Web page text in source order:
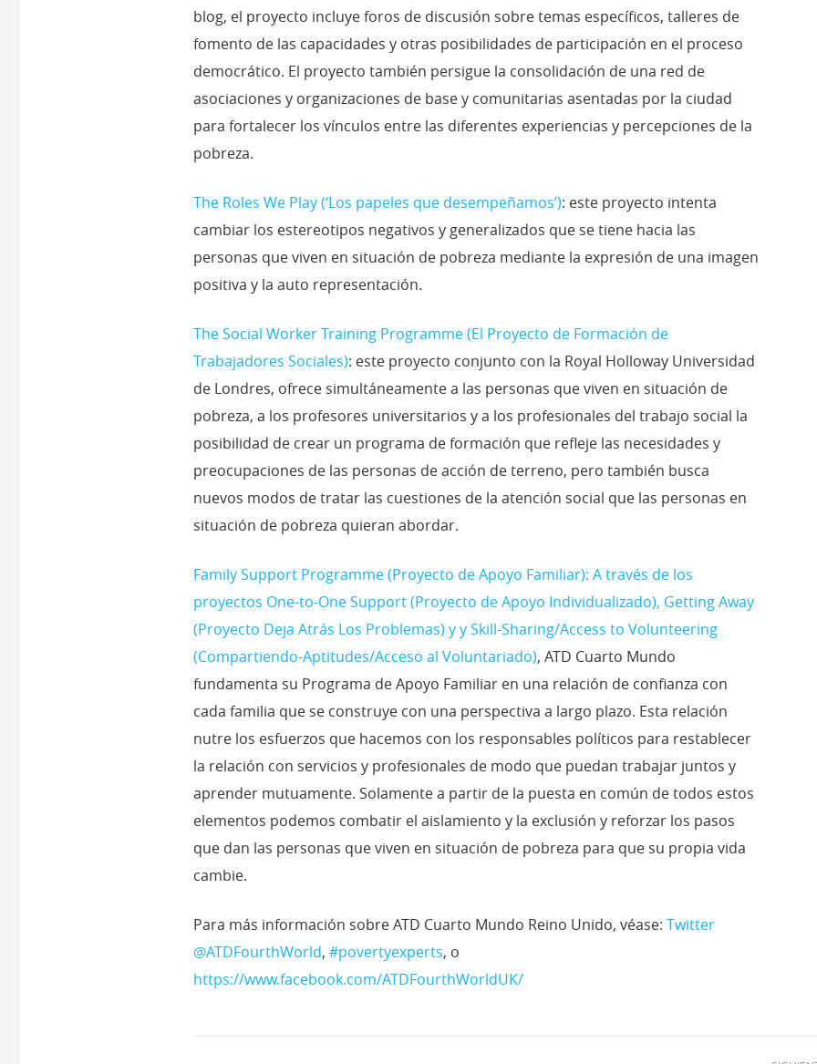
blog, el proyecto incluye foros de discusión sobre temas específicos, talleres de
fomento de las capacidades y otras posibilidades de participación en el proceso
democrático. El proyecto también persigue la consolidación de una red de
asociaciones y organizaciones de base y comunitarias asentadas por la ciudad
para fortalecer los vínculos entre las diferentes experiencias y percepciones de la
pobreza.
The Roles We Play (‘Los papeles que desempeñamos’): este proyecto intenta
cambiar los estereotipos negativos y generalizados que se tiene hacia las
personas que viven en situación de pobreza mediante la expresión de una imagen
positiva y la auto representación.
The Social Worker Training Programme (El Proyecto de Formación de
Trabajadores Sociales): este proyecto conjunto con la Royal Holloway Universidad
de Londres, ofrece simultáneamente a las personas que viven en situación de
pobreza, a los profesores universitarios y a los profesionales del trabajo social la
posibilidad de crear un programa de formación que refleje las necesidades y
preocupaciones de las personas de acción de terreno, pero también busca
nuevos modos de tratar las cuestiones de la atención social que las personas en
situación de pobreza quieran abordar.
Family Support Programme (Proyecto de Apoyo Familiar): A través de los
proyectos One-to-One Support (Proyecto de Apoyo Individualizado), Getting Away
(Proyecto Deja Atrás Los Problemas) y y Skill-Sharing/Access to Volunteering
(Compartiendo-Aptitudes/Acceso al Voluntariado), ATD Cuarto Mundo
fundamenta su Programa de Apoyo Familiar en una relación de confianza con
cada familia que se construye con una perspectiva a largo plazo. Esta relación
nutre los esfuerzos que hacemos con los responsables políticos para restablecer
la relación con servicios y profesionales de modo que puedan trabajar juntos y
aprender mutuamente. Solamente a partir de la puesta en común de todos estos
elementos podemos combatir el aislamiento y la exclusión y reforzar los pasos
que dan las personas que viven en situación de pobreza para que su propia vida
cambie.
Para más información sobre ATD Cuarto Mundo Reino Unido, véase:Twitter
@ATDFourthWorld,#povertyexperts, o
https://www.facebook.com/ATDFourthWorldUK/